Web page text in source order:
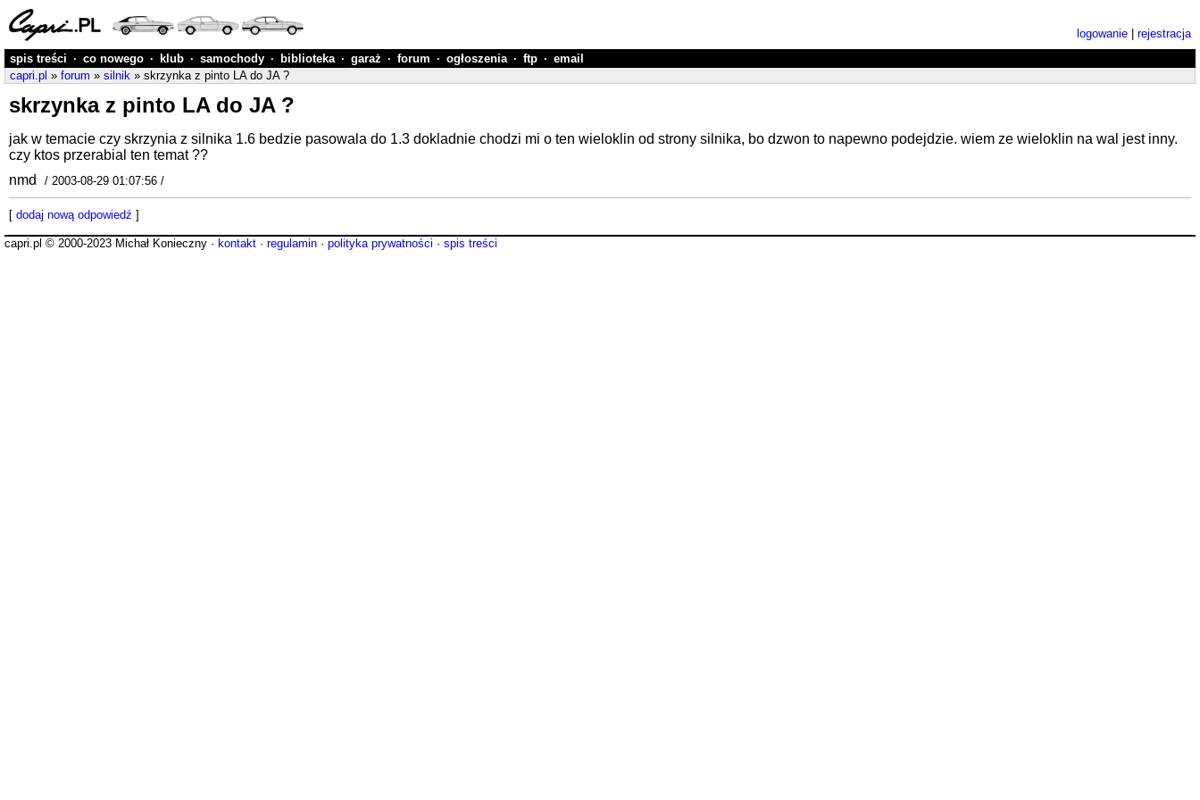
logowanie
rejestracja
spis treści · co nowego · klub · samochody · biblioteka · garaż · forum · ogłoszenia · ftp · email
capri.pl » forum » silnik » skrzynka z pinto LA do JA ?
skrzynka z pinto LA do JA ?
jak w temacie czy skrzynia z silnika 1.6 bedzie pasowala do 1.3 dokladnie chodzi mi o ten wieloklin od strony silnika, bo dzwon to napewno podejdzie. wiem ze wieloklin na wal jest inny.
czy ktos przerabial ten temat ??
nmd
/ 2003-08-29 01:07:56 /
[ dodaj nową odpowiedź ]
capri.pl © 2000-2023 Michał Konieczny · kontakt · regulamin · polityka prywatności · spis treści